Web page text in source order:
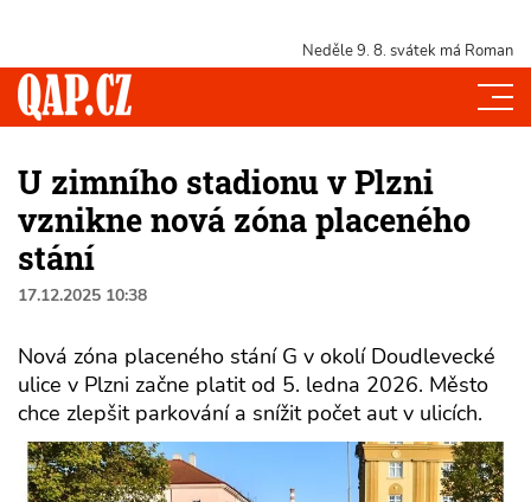
Neděle 9. 8. svátek má Roman
U zimního stadionu v Plzni
vznikne nová zóna placeného
stání
17.12.2025 10:38
Nová zóna placeného stání G v okolí Doudlevecké
ulice v Plzni začne platit od 5. ledna 2026. Město
chce zlepšit parkování a snížit počet aut v ulicích.